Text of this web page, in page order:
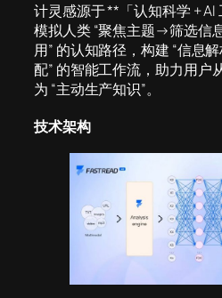
计灵感源于 **「认知科学 + AI
模拟人类 “聚焦主题→筛选
用” 的认知路径，构建 “信息
配” 的智能工作流，助力用户
为 “主动生产知识”。
技术架构